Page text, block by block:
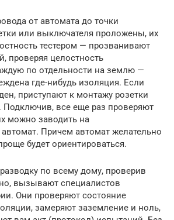
от автомата до точки
или выключателя проложены, их
тестером — прозванивают
проверяя целостность
по отдельности на землю —
где-нибудь изоляция. Если
приступают к монтажу розетки
Подключив, все еще раз проверяют
можно заводить на
Причем автомат желательно
будет ориентироваться.
по всему дому, проверив
вызывают специалистов
Они проверяют состояние
замеряют заземление и ноль,